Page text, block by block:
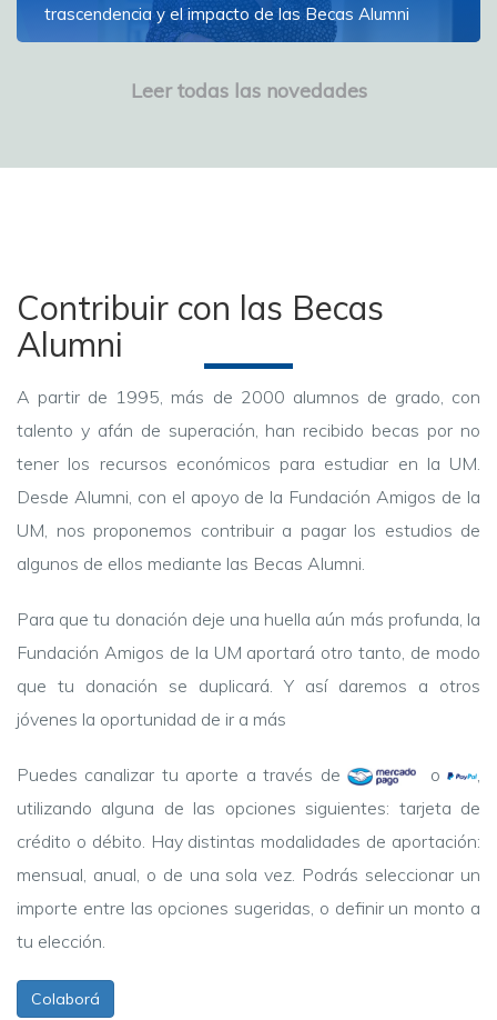
trascendencia y el impacto de las Becas Alumni
conferencia sobre el poder de la realización personal
Leer todas las novedades
Contribuir con las Becas
Alumni
A partir de 1995, más de 2000 alumnos de grado, con
talento y afán de superación, han recibido becas por no
tener los recursos económicos para estudiar en la UM.
Desde Alumni, con el apoyo de la Fundación Amigos de la
UM, nos proponemos contribuir a pagar los estudios de
algunos de ellos mediante las Becas Alumni.
Para que tu donación deje una huella aún más profunda, la
Fundación Amigos de la UM aportará otro tanto, de modo
que tu donación se duplicará. Y así daremos a otros
jóvenes la oportunidad de ir a más
Puedes canalizar tu aporte a través de o
utilizando alguna de las opciones siguientes: tarjeta de
crédito o débito. Hay distintas modalidades de aportación:
mensual, anual, o de una sola vez. Podrás seleccionar un
importe entre las opciones sugeridas, o definir un monto a
tu elección.
Colaborá